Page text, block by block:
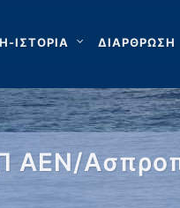
ΙΣΤΟΡΙΑ ΔΙΑΡΘΡΩΣΗ
ΑΕΝ/